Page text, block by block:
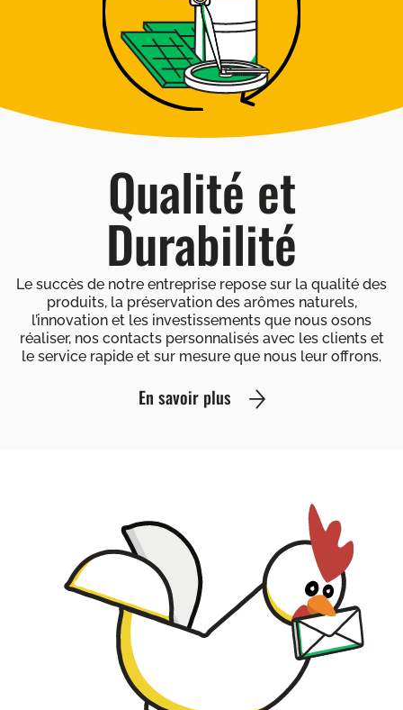
Qualité et
Durabilité
Le succès de notre entreprise repose sur la qualité des
produits, la préservation des arômes naturels,
l’innovation et les investissements que nous osons
réaliser, nos contacts personnalisés avec les clients et
le service rapide et sur mesure que nous leur offrons.
En savoir plus